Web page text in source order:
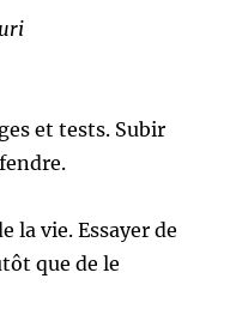
et tests. Subir
la vie. Essayer de
que de le